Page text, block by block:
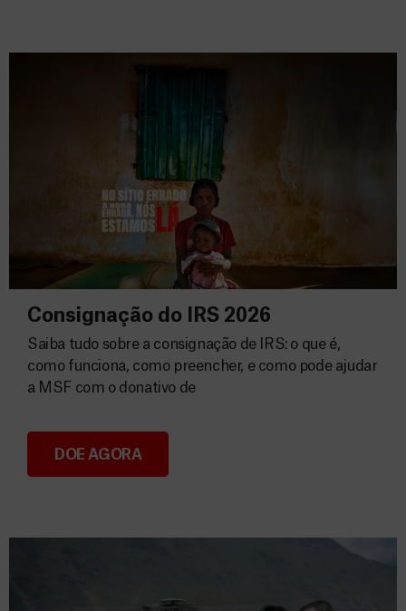
Consignação do IRS 2026
Consignação do IRS 2026
Saiba tudo sobre a consignação de IRS: o que é,
como funciona, como preencher, e como pode ajudar
a MSF com o donativo de
DOE AGORA